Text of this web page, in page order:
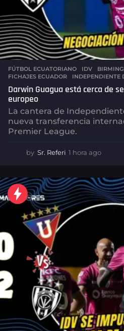
FÚTBOL ECUATORIANO ,IDV
FICHAJES ECUADOR
,INDEPENDIENTE
Darwin Guagua está cerca de
europeo
La cantera de
nueva transferencia
Premier League.
by Sr. Referi 1 hora ago
r
a
a